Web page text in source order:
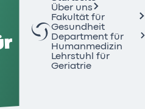
Über uns
Fakultät für
Gesundheit
Department für
Humanmedizin
Lehrstuhl für
Geriatrie